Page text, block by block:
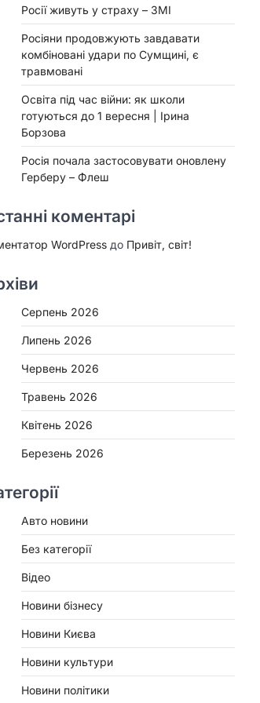
Росії живуть у страху – ЗМІ
Росіяни продовжують завдавати
комбіновані удари по Сумщині, є
травмовані
Освіта під час війни: як школи
готуються до 1 вересня | Ірина
Борзова
Росія почала застосовувати оновлену
Герберу – Флеш
коментарі
WordPress до Привіт, світ!
Серпень 2026
Липень 2026
Червень 2026
Травень 2026
Квітень 2026
Березень 2026
Авто новини
Без категорії
Відео
Новини бізнесу
Новини Києва
Новини культури
Новини політики